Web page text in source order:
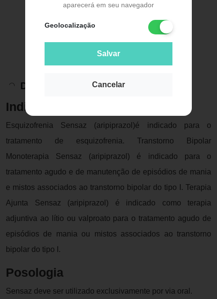
aparecerá em seu navegador
Geolocalização
Salvar
Cancelar
Descrição do Produto
Indicação
Esquizofrenia Sensaz (aripiprazol)é indicado para o
tratamento de esquizofrenia. Transtorno Bipolar
Monoterapia Sensaz (aripiprazol) é indicado para o
tratamento agudo e de manutenção de episódios de mania
e mistos associados ao transtorno bipolar do tipo I. Terapia
Ajunta Sensaz (aripiprazol) é indicado como terapia
adjuntiva ao lítio ou valproato para o tratamento agudo de
episódios de mania ou mistos associados ao transtorno
bipolar do tipo I.
Posologia
Sensaz deve ser utilizado exclusivamente por via oral.